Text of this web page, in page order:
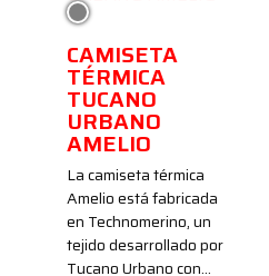
Gris
CAMISETA
TÉRMICA
TUCANO
URBANO
AMELIO
La camiseta térmica
Amelio está fabricada
en Technomerino, un
tejido desarrollado por
Tucano Urbano con…